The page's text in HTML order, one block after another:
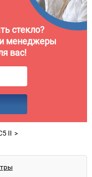
стекло?
менеджеры
вас!
II